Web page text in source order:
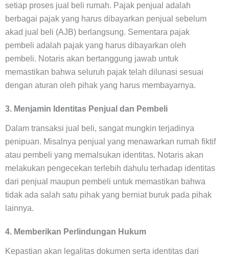
setiap proses jual beli rumah. Pajak penjual adalah
berbagai pajak yang harus dibayarkan penjual sebelum
akad jual beli (AJB) berlangsung. Sementara pajak
pembeli adalah pajak yang harus dibayarkan oleh
pembeli. Notaris akan bertanggung jawab untuk
memastikan bahwa seluruh pajak telah dilunasi sesuai
dengan aturan oleh pihak yang harus membayarnya.
3. Menjamin Identitas Penjual dan Pembeli
Dalam transaksi jual beli, sangat mungkin terjadinya
penipuan. Misalnya penjual yang menawarkan rumah fiktif
atau pembeli yang memalsukan identitas. Notaris akan
melakukan pengecekan terlebih dahulu terhadap identitas
dari penjual maupun pembeli untuk memastikan bahwa
tidak ada salah satu pihak yang berniat buruk pada pihak
lainnya.
4. Memberikan Perlindungan Hukum
Kepastian akan legalitas dokumen serta identitas dari